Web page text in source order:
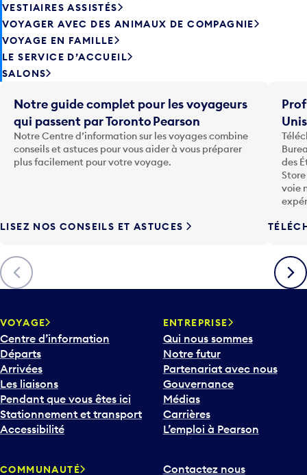
VESTIAIRES ASSISTÉS
VOYAGER AVEC DES ANIMAUX DE COMPAGNIE
VOYAGE EN FAMILLE
LE SERVICE D’ACCUEIL
SALONS
Précédent
Notre guide complet pour les voyageurs
qui passent par Toronto Pearson
Notre Centre d’information sur les voyages combine
conseils et astuces pour vous aider à vous préparer
plus facilement pour votre voyage.
LISEZ NOS CONSEILS ET ASTUCES
des
voie
VOYAGE
Centre d’information
Départs
Arrivées
Les liaisons
Pendant que vous êtes ici
Stationnement et transport
Accessibilité
ENTREPRISE
Qui nous sommes
Notre futur
Partenariat avec nous
Gouvernance
Médias
Carrières
L’emploi à Pearson
COMMUNAUTÉ
Contactez nous